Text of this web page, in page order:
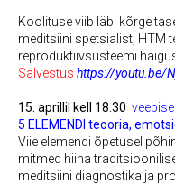
Koolituse viib läbi kõrge
meditsiini spetsialist, HTM
reproduktiivsüsteemi
Salvestus https://youtu.be/
15. aprillil kell 18.30
5 ELEMENDI teooria,
Viie elemendi õpetusel
mitmed hiina
meditsiini diagnostika ja